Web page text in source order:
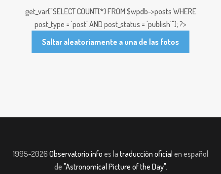
get_var("SELECT COUNT(*) FROM $wpdb->posts WHERE
post_type = 'post' AND post_status = 'publish'"); ?>
Saltar aleatoriamente a una de las fotos
1995-2026 Observatorio.info es la traducción oficial en español
de "Astronomical Picture of the Day".